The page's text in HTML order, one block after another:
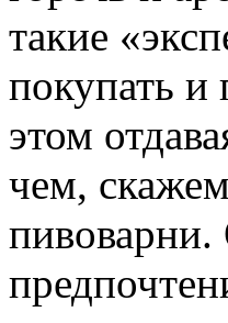
такие
покупать и
этом
чем,